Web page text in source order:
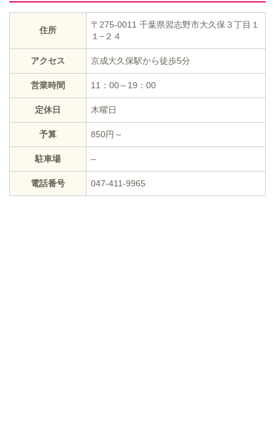
住所
〒275-0011 千葉県習志野市大久保３丁目１
１−２４
アクセス 京成大久保駅から徒歩5分
営業時間 11：00～19：00
定休日 木曜日
予算 850円～
駐車場 –
電話番号 047-411-9965